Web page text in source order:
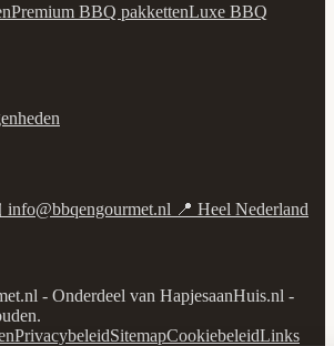
Premium BBQ pakkettenLuxe BBQ
info@bbqengourmet.nl 📍 Heel Nederland
- Onderdeel van HapjesaanHuis.nl -
PrivacybeleidSitemapCookiebeleidLinks